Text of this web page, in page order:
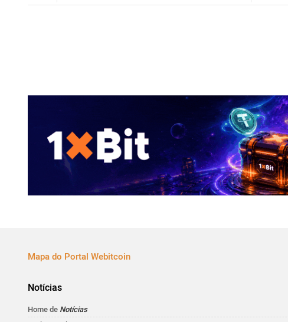
Mapa do Portal Webitcoin
Notícias
Home de Notícias